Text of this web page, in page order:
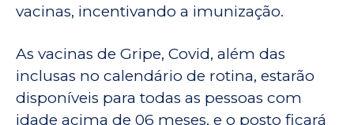
vacinas, incentivando a imunização.
As vacinas de Gripe, Covid, além das
inclusas no calendário de rotina, estarão
disponíveis para todas as pessoas com
idade acima de 06 meses, e o posto ficará